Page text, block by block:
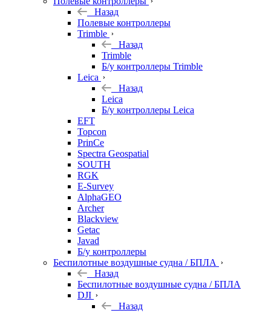
Назад
Полевые контроллеры
Trimble
Назад
Trimble
Б/у контроллеры Trimble
Leica
Назад
Leica
Б/у контроллеры Leica
EFT
Topcon
PrinCe
Spectra Geospatial
SOUTH
RGK
E-Survey
AlphaGEO
Archer
Blackview
Getac
Javad
Б/у контроллеры
Беспилотные воздушные судна / БПЛА
Назад
Беспилотные воздушные судна / БПЛА
DJI
Назад